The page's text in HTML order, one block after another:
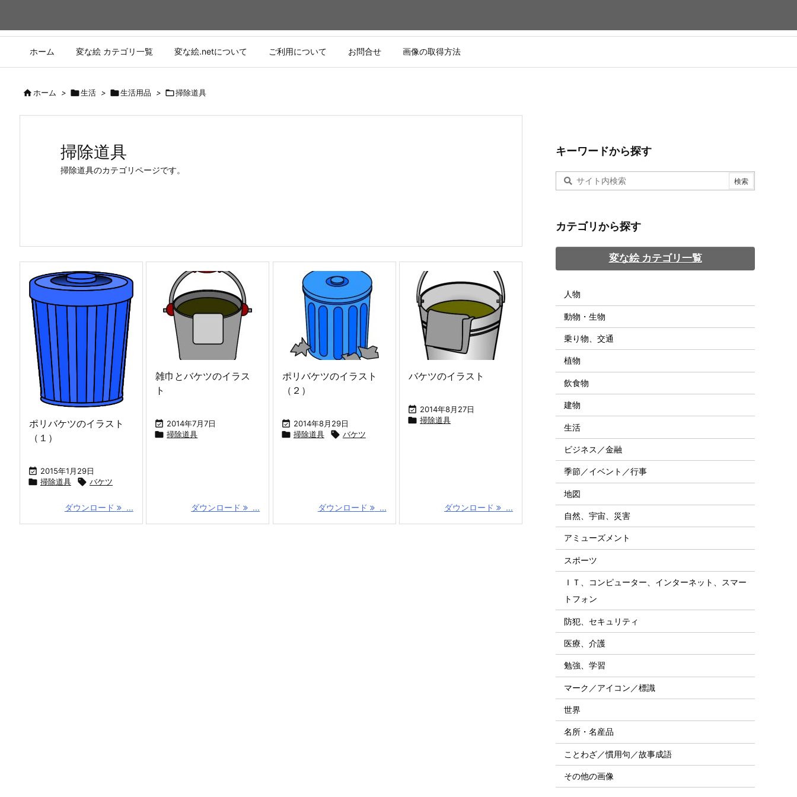
ホーム 変な絵 カテゴリ一覧 変な絵.netについて ご利用について お問合せ 画像の取得方法
ホーム > 生活 > 生活用品 > 掃除道具
掃除道具
掃除道具のカテゴリページです。
ポリバケツのイラスト
（１）
 2015年1月29日
 掃除道具  バケツ
ダウンロード ...
雑巾とバケツのイラス
ト
 2014年7月7日
 掃除道具
ダウンロード ...
ポリバケツのイラスト
（２）
 2014年8月29日
 掃除道具  バケツ
ダウンロード ...
バケツのイラスト
 2014年8月27日
 掃除道具
ダウンロード ...
キーワードから探す
カテゴリから探す
変な絵 カテゴリ一覧
人物
動物・生物
乗り物、交通
植物
飲食物
建物
生活
ビジネス／金融
季節／イベント／行事
地図
自然、宇宙、災害
アミューズメント
スポーツ
ＩＴ、コンピューター、インターネット、スマー
トフォン
防犯、セキュリティ
医療、介護
勉強、学習
マーク／アイコン／標識
世界
名所・名産品
ことわざ／慣用句／故事成語
その他の画像